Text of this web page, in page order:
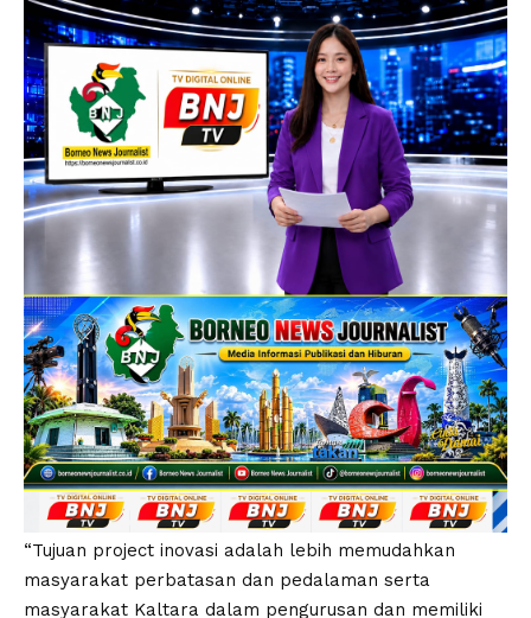
“Tujuan project inovasi adalah lebih memudahkan
masyarakat perbatasan dan pedalaman serta
masyarakat Kaltara dalam pengurusan dan memiliki